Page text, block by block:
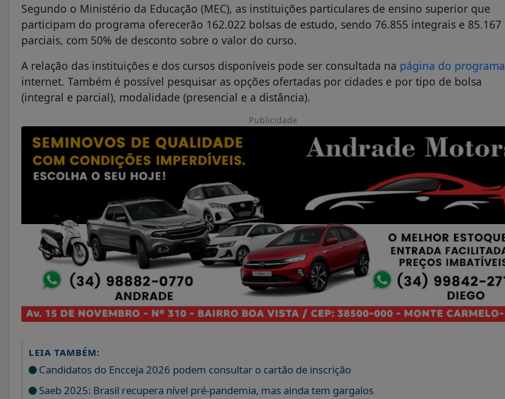
Segundo o Ministério da Educação (MEC), as instituições particulares de ensino superior que
participam do programa oferecerão 162.022 bolsas de estudo, sendo 76.855 integrais e 85.167
parciais, com 50% de desconto sobre o valor do curso.
A relação das instituições e dos cursos disponíveis pode ser consultada na página do programa
internet. Também é possível pesquisar as opções ofertadas por cidades e por tipo de bolsa
(integral e parcial), modalidade (presencial e a distância).
Publicidade
LEIA TAMBÉM:
Candidatos do Encceja 2026 podem consultar o cartão de inscrição
Saeb 2025: Brasil recupera nível pré-pandemia, mas ainda tem gargalos